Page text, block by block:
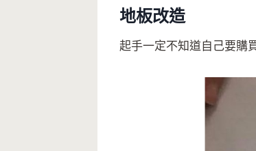
地板改造
起手一定不知道自己要購